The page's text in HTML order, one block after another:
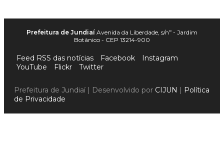
Prefeitura de Jundiaí Avenida da Liberdade, s/nº - Jardim
Botânico - CEP 13214-900
Feed RSS das notícias Facebook
Instagram
YouTube
Flickr Twitter
Prefeitura de Jundiaí | Desenvolvido por CIJUN | Política
de Privacidade